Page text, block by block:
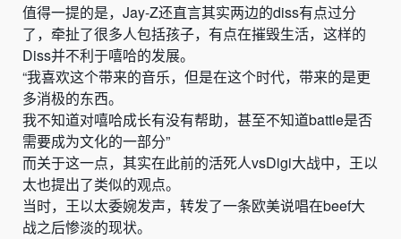
值得一提的是， Jay-Z还直言其实两边的diss有点过分
了，牵扯了很多人包括孩子，有点在摧毁生活，这样的
Diss并不利于嘻哈的发展。
“我喜欢这个带来的音乐，但是在这个时代，带来的是更
多消极的东西。
我不知道对嘻哈成长有没有帮助，甚至不知道battle是否
需要成为文化的一部分”
而关于这一点，其实在此前的活死人vsDigi大战中，王以
太也提出了类似的观点。
当时， 王以太委婉发声， 转发了一条欧美说唱在beef大
战之后惨淡的现状。